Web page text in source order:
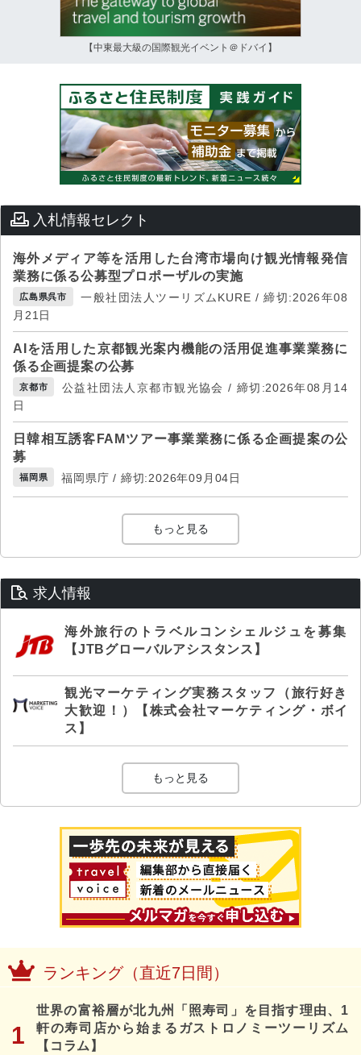
【中東最大級の国際観光イベント＠ドバイ】
入札情報セレクト
海外メディア等を活用した台湾市場向け観光情報発信
業務に係る公募型プロポーザルの実施
広島県呉市
一般社団法人ツーリズムKURE / 締切:2026年08
月21日
AIを活用した京都観光案内機能の活用促進事業業務に
係る企画提案の公募
京都市
公益社団法人京都市観光協会 / 締切:2026年08月14
日
日韓相互誘客FAMツアー事業業務に係る企画提案の公
募
福岡県 福岡県庁 / 締切:2026年09月04日
もっと見る
求人情報
海外旅行のトラベルコンシェルジュを募集
【JTBグローバルアシスタンス】
観光マーケティング実務スタッフ（旅行好き
大歓迎！）【株式会社マーケティング・ボイ
ス】
もっと見る
ランキング（直近7日間）
世界の富裕層が北九州「照寿司」を目指す理由、1
軒の寿司店から始まるガストロノミーツーリズム
【コラム】